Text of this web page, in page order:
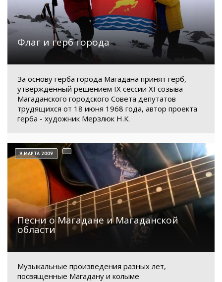
Флаг и герб города
За основу герба города Магадана принят герб,
утверждённый решением IX сессии XI созыва
Магаданского городского Совета депутатов
трудящихся от 18 июня 1968 года, автор проекта
герба - художник Мерзлюк Н.К.
Песни о Магадане и Магаданской
области
9 МАРТА 2009
Музыкальные произведения разных лет,
посвященные Магадану и колыме